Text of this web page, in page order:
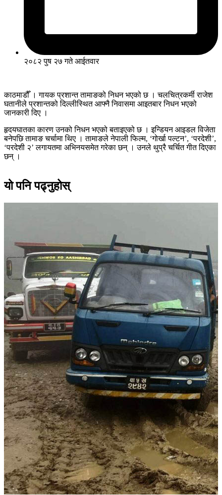
२०८२ पुष २७ गते आईतवार
काठमाडौँ । गायक प्रशान्त तामाङको निधन भएको छ । चलचित्रकर्मी राजेश
घतानीले प्रशान्तको दिल्लीस्थित आफ्नै निवासमा आइतबार निधन भएको
जानकारी दिए ।
हृदयघातका कारण उनको निधन भएको बताइएको छ । इन्डियन आइडल विजेता
बनेपछि तामाङ चर्चामा थिए । तामाङले नेपाली फिल्म, ‘गोर्खा पल्टन’, ‘परदेशी’,
‘परदेशी २’ लगायतमा अभिनयसमेत गरेका छन् । उनले थुप्रै चर्चित गीत दिएका
छन् ।
यो पनि पढ्नुहोस्